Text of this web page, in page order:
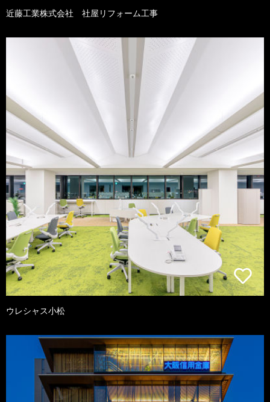
近藤工業株式会社 社屋リフォーム工事
ウレシャス小松